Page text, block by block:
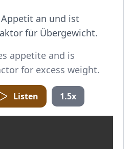
an und ist
für Übergewicht.
appetite and is
for excess weight.
Listen 1.5x